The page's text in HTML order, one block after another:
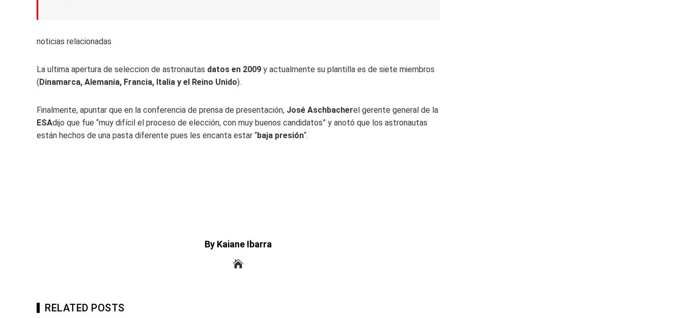
noticias relacionadas
La ultima apertura de seleccion de astronautas datos en 2009 y actualmente su plantilla es de siete miembros
(Dinamarca, Alemania, Francia, Italia y el Reino Unido).
Finalmente, apuntar que en la conferencia de prensa de presentación, José Aschbacherel gerente general de la
ESAdijo que fue “muy difícil el proceso de elección, con muy buenos candidatos” y anotó que los astronautas
están hechos de una pasta diferente pues les encanta estar “baja presión“.
By Kaiane Ibarra
RELATED POSTS